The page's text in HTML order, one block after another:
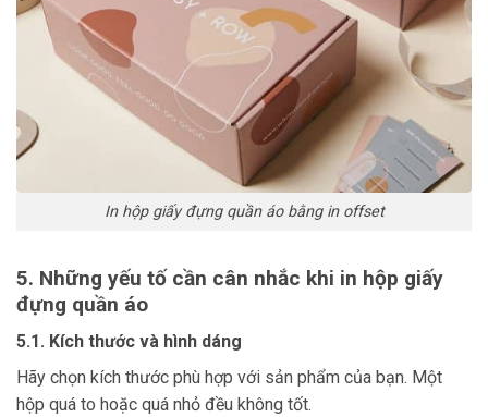
In hộp giấy đựng quần áo bằng in offset
5. Những yếu tố cần cân nhắc khi in hộp giấy
đựng quần áo
5.1. Kích thước và hình dáng
Hãy chọn kích thước phù hợp với sản phẩm của bạn. Một
hộp quá to hoặc quá nhỏ đều không tốt.